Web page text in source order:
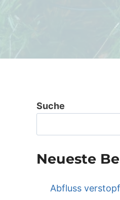
Suche
Neueste
Abfluss